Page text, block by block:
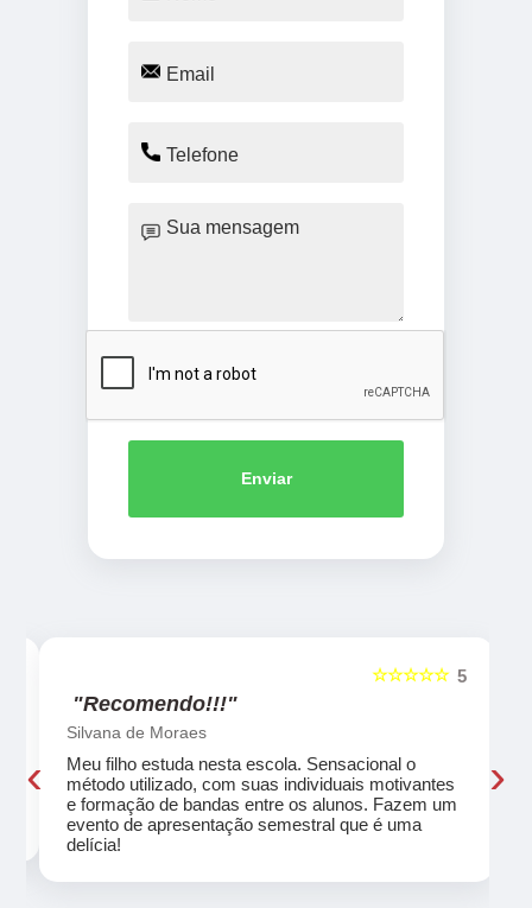
Enviar
5
☆☆☆☆☆
"Recomendo!!!"
Silvana de Moraes
Meu filho estuda nesta escola. Sensacional o
método utilizado, com suas individuais motivantes
e formação de bandas entre os alunos. Fazem um
evento de apresentação semestral que é uma
delícia!
‹ ›